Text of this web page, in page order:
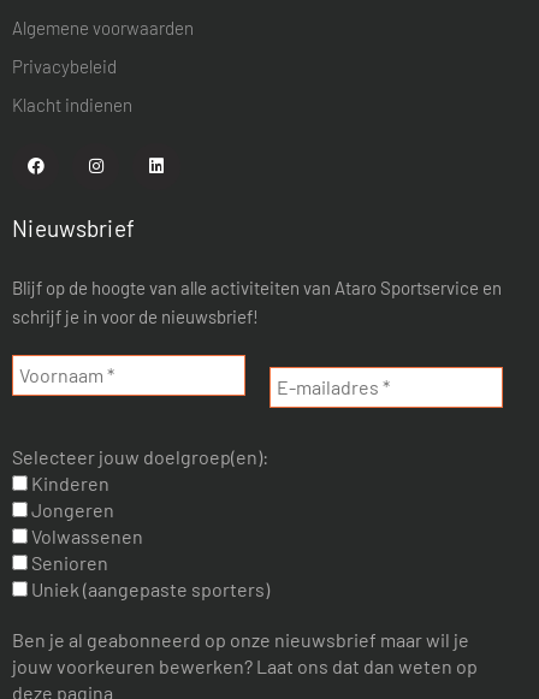
Algemene voorwaarden
Privacybeleid
Klacht indienen
Nieuwsbrief
Blijf op de hoogte van alle activiteiten van Ataro Sportservice en
schrijf je in voor de nieuwsbrief!
Selecteer jouw doelgroep(en):
Kinderen
Jongeren
Volwassenen
Senioren
Uniek (aangepaste sporters)
Ben je al geabonneerd op onze nieuwsbrief maar wil je
jouw voorkeuren bewerken? Laat ons dat dan weten op
deze pagina.